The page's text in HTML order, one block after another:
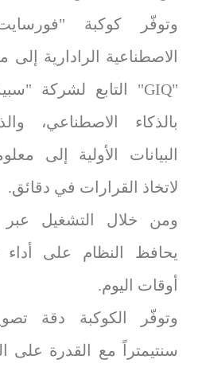
وتوفّر كوكبة
الاصطناعية الرادارية إلى
بالذكاء الاصطناعي،
البيانات الأولية إلى
لاتخاذ القرارات في دقائق.
ومن خلال التشغيل عبر
يحافظ النظام على
أوقات اليوم.
سنتيمتراً مع القدرة على